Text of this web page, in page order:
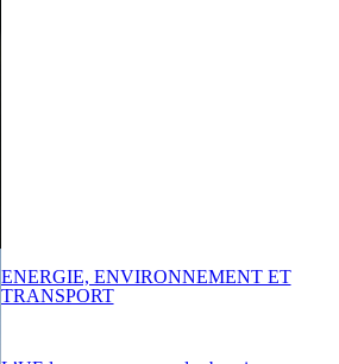
ENERGIE, ENVIRONNEMENT ET
TRANSPORT